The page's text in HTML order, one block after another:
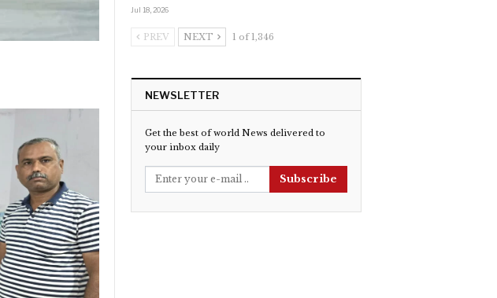
Jul 18, 2026
PREV NEXT 1 of 1,346
NEWSLETTER
Get the best of world News delivered to
your inbox daily
Subscribe